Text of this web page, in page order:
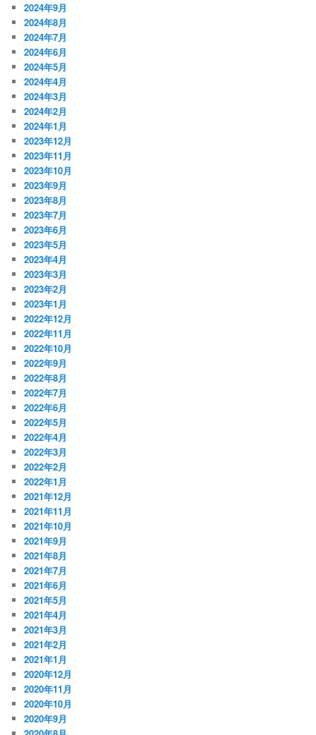
2024年9月
2024年8月
2024年7月
2024年6月
2024年5月
2024年4月
2024年3月
2024年2月
2024年1月
2023年12月
2023年11月
2023年10月
2023年9月
2023年8月
2023年7月
2023年6月
2023年5月
2023年4月
2023年3月
2023年2月
2023年1月
2022年12月
2022年11月
2022年10月
2022年9月
2022年8月
2022年7月
2022年6月
2022年5月
2022年4月
2022年3月
2022年2月
2022年1月
2021年12月
2021年11月
2021年10月
2021年9月
2021年8月
2021年7月
2021年6月
2021年5月
2021年4月
2021年3月
2021年2月
2021年1月
2020年12月
2020年11月
2020年10月
2020年9月